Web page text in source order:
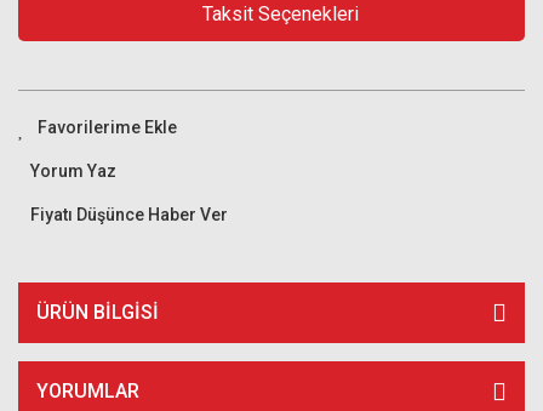
Taksit Seçenekleri
Yorum Yaz
Fiyatı Düşünce Haber Ver
ÜRÜN BILGISI
YORUMLAR